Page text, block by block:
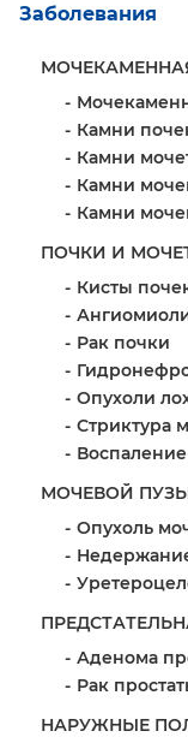
Заболевания
Камни
Камни
Камни
Камни
ПОЧКИ И
Кисты
Рак почки
Опухоли
Стриктура
МОЧЕВОЙ
Опухоль
Аденома
Рак
НАРУЖНЫЕ